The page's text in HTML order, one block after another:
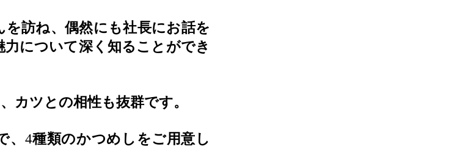
訪ね、偶然にも社長にお話を
について深く知ることができ
カツとの相性も抜群です。
4種類のかつめしをご用意し